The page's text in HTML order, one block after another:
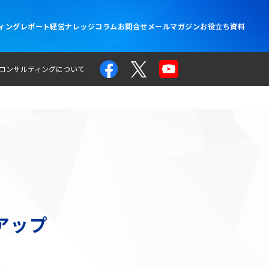
ングレポート経営ナレッジコラムお問合せメールマガジンお役立ち資料
ンサルティングについて
ップ